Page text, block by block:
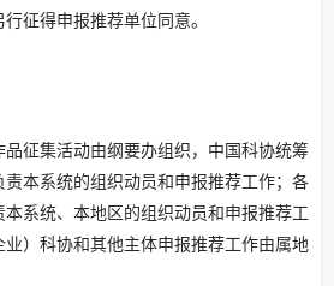
征得申报推荐单位同意。
品征集活动由纲要办组织，中国科协统筹
本系统的组织动员和申报推荐工作；各
系统、本地区的组织动员和申报推荐工
）科协和其他主体申报推荐工作由属地